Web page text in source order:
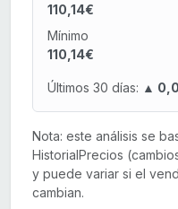
110,14€
Mínimo
110,14€
Últimos 30 días: ▲
Nota: este análisis se
HistorialPrecios
y puede variar si el
cambian.